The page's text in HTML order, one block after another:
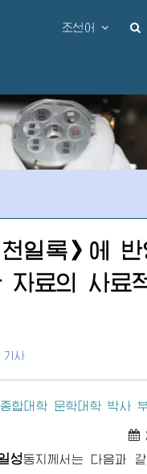
조선어
일록》에 반
료의 사료
기사
종합대학 문학대학 박사
성동지 께서는 다음과 같